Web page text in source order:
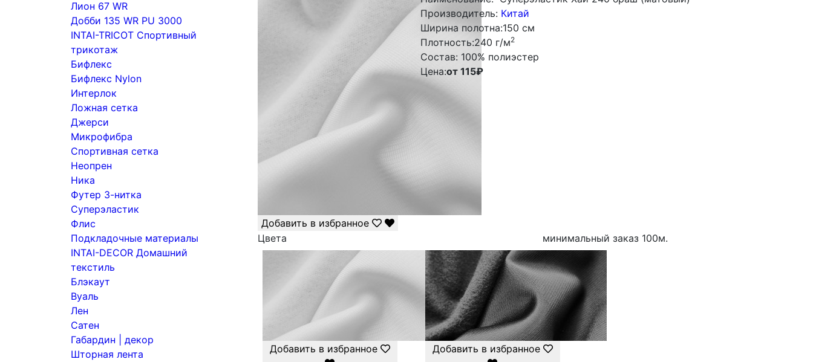
Лион 67 WR
Добби 135 WR PU 3000
INTAI-TRICOT Спортивный
трикотаж
Бифлекс
Бифлекс Nylon
Интерлок
Ложная сетка
Джерси
Микрофибра
Спортивная сетка
Неопрен
Ника
Футер 3-нитка
Суперэластик
Флис
Подкладочные материалы
INTAI-DECOR Домашний
текстиль
Блэкаут
Вуаль
Лен
Сатен
Габардин | декор
Шторная лента
Добавить в избранное
Производитель: Китай
Ширина полотна:150 см
Плотность:240 г/м2
Состав: 100% полиэстер
Цена:от 115₽
Цвета минимальный заказ 100м.
Добавить в избранное Добавить в избранное